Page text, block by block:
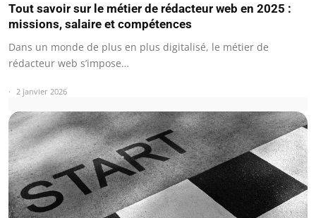
Tout savoir sur le métier de rédacteur web en 2025 :
missions, salaire et compétences
Dans un monde de plus en plus digitalisé, le métier de
rédacteur web s’impose…
2 janvier 2026